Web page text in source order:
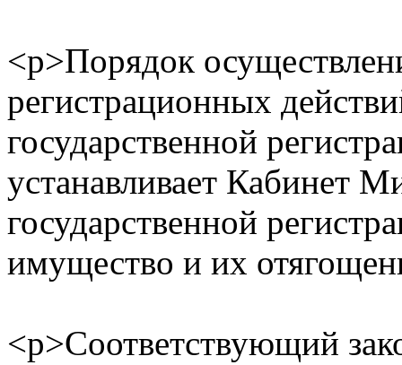
<p>Порядок
регистрационных
государственной
устанавливает Кабинет
государственной
имущество и их
<p>Соответствующий